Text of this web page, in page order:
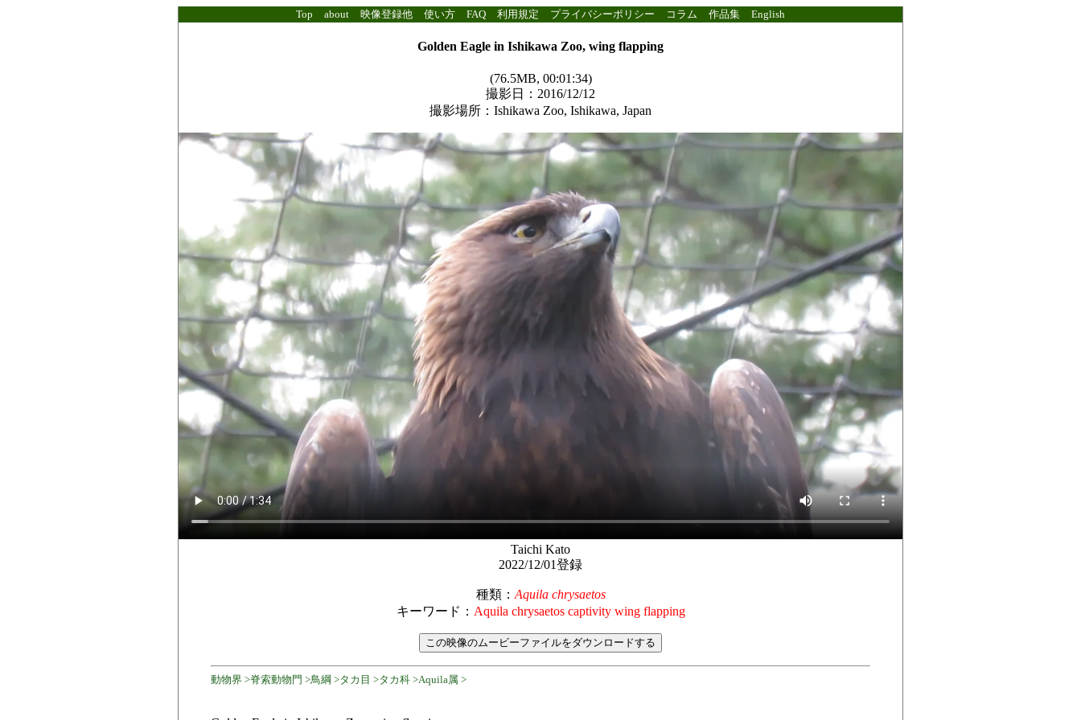
Top about 映像登録他 使い方 FAQ 利用規定 プライバシーポリシー コラム 作品集 English
Golden Eagle in Ishikawa Zoo, wing flapping
(76.5MB, 00:01:34)
撮影日：2016/12/12
撮影場所：Ishikawa Zoo, Ishikawa, Japan
Taichi Kato
2022/12/01登録
種類： Aquila chrysaetos
キーワード： Aquila chrysaetos captivity wing flapping
動物界 >脊索動物門 >鳥綱 >タカ目 >タカ科 >Aquila属 >